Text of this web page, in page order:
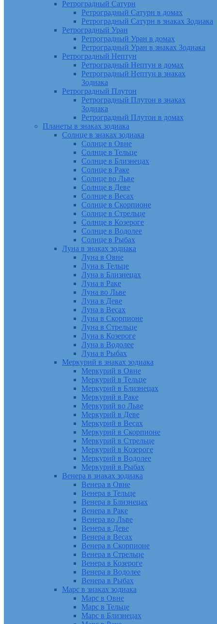
Ретроградный Сатурн
Ретроградный Сатурн в домах
Ретроградный Сатурн в знаках Зодиака
Ретроградный Уран
Ретроградный Уран в домах
Ретроградный Уран в знаках Зодиака
Ретроградный Нептун
Ретроградный Нептун в домах
Ретроградный Нептун в знаках
Зодиака
Ретроградный Плутон
Ретроградный Плутон в знаках
Зодиака
Ретроградный Плутон в домах
Планеты в знаках зодиака
Солнце в знаках зодиака
Солнце в Овне
Солнце в Тельце
Солнце в Близнецах
Солнце в Раке
Солнце во Льве
Солнце в Деве
Солнце в Весах
Солнце в Скорпионе
Солнце в Стрельце
Солнце в Козероге
Солнце в Водолее
Солнце в Рыбах
Луна в знаках зодиака
Луна в Овне
Луна в Тельце
Луна в Близнецах
Луна в Раке
Луна во Льве
Луна в Деве
Луна в Весах
Луна в Скорпионе
Луна в Стрельце
Луна в Козероге
Луна в Водолее
Луна в Рыбах
Меркурий в знаках зодиака
Меркурий в Овне
Меркурий в Тельце
Меркурий в Близнецах
Меркурий в Раке
Меркурий во Льве
Меркурий в Деве
Меркурий в Весах
Меркурий в Скорпионе
Меркурий в Стрельце
Меркурий в Козероге
Меркурий в Водолее
Меркурий в Рыбах
Венера в знаках зодиака
Венера в Овне
Венера в Тельце
Венера в Близнецах
Венера в Раке
Венера во Льве
Венера в Деве
Венера в Весах
Венера в Скорпионе
Венера в Стрельце
Венера в Козероге
Венера в Водолее
Венера в Рыбах
Марс в знаках зодиака
Марс в Овне
Марс в Тельце
Марс в Близнецах